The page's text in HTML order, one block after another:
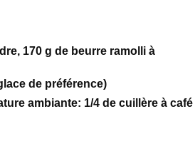
170 g de beurre ramolli à
de préférence)
ambiante: 1/4 de cuillère à café